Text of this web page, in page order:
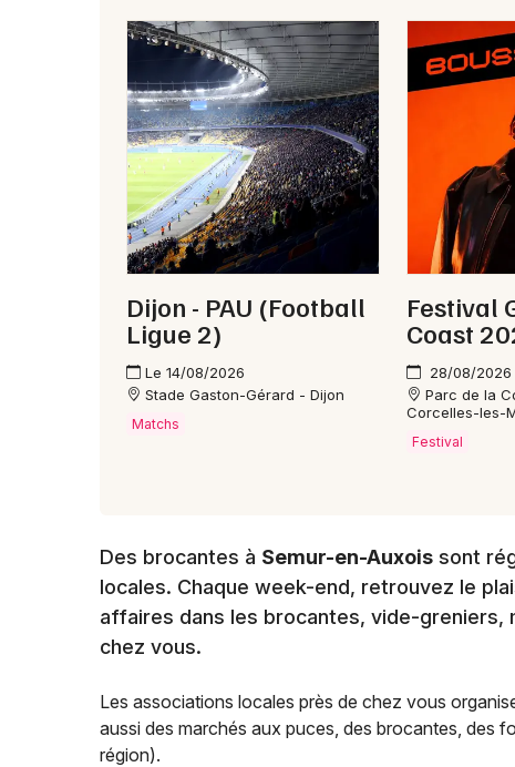
Dijon - PAU (Football
Ligue 2)
Le 14/08/2026
Stade Gaston-Gérard - Dijon
Matchs
Festival
Coast
28/08/
Parc de la
Corcelles-les-
Festival
Des brocantes à Semur-en-Auxois sont
locales. Chaque week-end, retrouvez le
affaires dans les brocantes, vide-
chez vous.
Les associations locales près de chez vous
aussi des marchés aux puces, des brocantes, des
région).